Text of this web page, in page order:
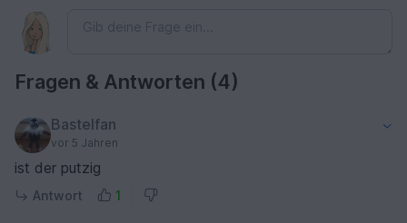
Fragen & Antworten (4)
Bastelfan
vor 5 Jahren
ist der putzig
Antwort 1